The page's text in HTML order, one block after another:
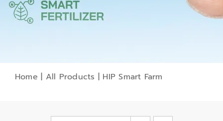
Home | All Products | HIP Smart Farm